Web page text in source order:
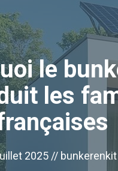
le
les
2025 // bunkerenkit